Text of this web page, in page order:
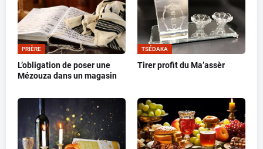
PRIÈRE
L’obligation de poser une
Mézouza dans un magasin
TSÉDAKA
Tirer profit du Ma’assèr